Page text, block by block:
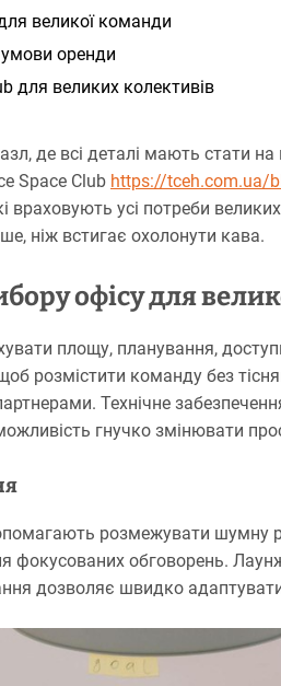
великої команди
умови оренди
для великих колективів
де всі деталі мають стати
Space Club https://tceh.com.ua/
враховують усі потреби
ніж встигає охолонути кава.
офісу для
площу, планування,
розмістити команду без
Технічне
гнучко змінювати
розмежувати шумну
фокусованих обговорень.
дозволяє швидко